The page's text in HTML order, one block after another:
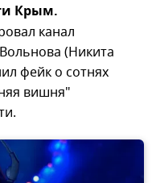
Крым.
канал
(Никита
фейк о сотнях
вишня"